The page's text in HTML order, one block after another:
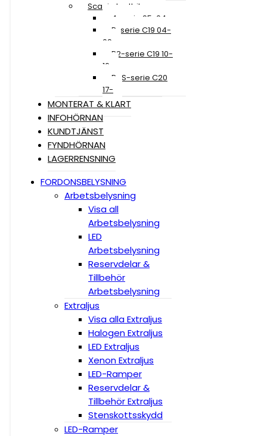
Scania Lastbil
4-serie 95-04
R-serie C19 04-
09
R2-serie C19 10-
16
R+S-serie C20
17-
MONTERAT & KLART
INFOHÖRNAN
KUNDTJÄNST
FYNDHÖRNAN
LAGERRENSNING
FORDONSBELYSNING
Arbetsbelysning
Visa all
Arbetsbelysning
LED
Arbetsbelysning
Reservdelar &
Tillbehör
Arbetsbelysning
Extraljus
Visa alla Extraljus
Halogen Extraljus
LED Extraljus
Xenon Extraljus
LED-Ramper
Reservdelar &
Tillbehör Extraljus
Stenskottsskydd
LED-Ramper